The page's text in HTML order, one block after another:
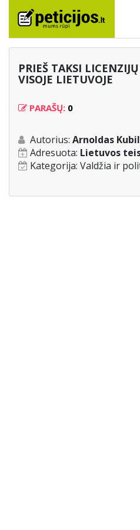
PRIEŠ TAKSI
VISOJE LIETUVOJE
PARAŠŲ: 0
Autorius: Arnoldas
Adresuota: Lietuvos
Kategorija: Valdžia ir